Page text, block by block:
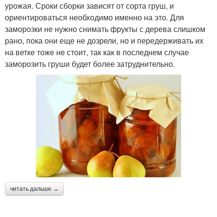
урожая. Сроки сборки зависят от сорта груш, и
ориентироваться необходимо именно на это. Для
заморозки не нужно снимать фрукты с дерева слишком
рано, пока они еще не дозрели, но и передерживать их
на ветке тоже не стоит, так как в последнем случае
заморозить груши будет более затруднительно.
читать дальше →